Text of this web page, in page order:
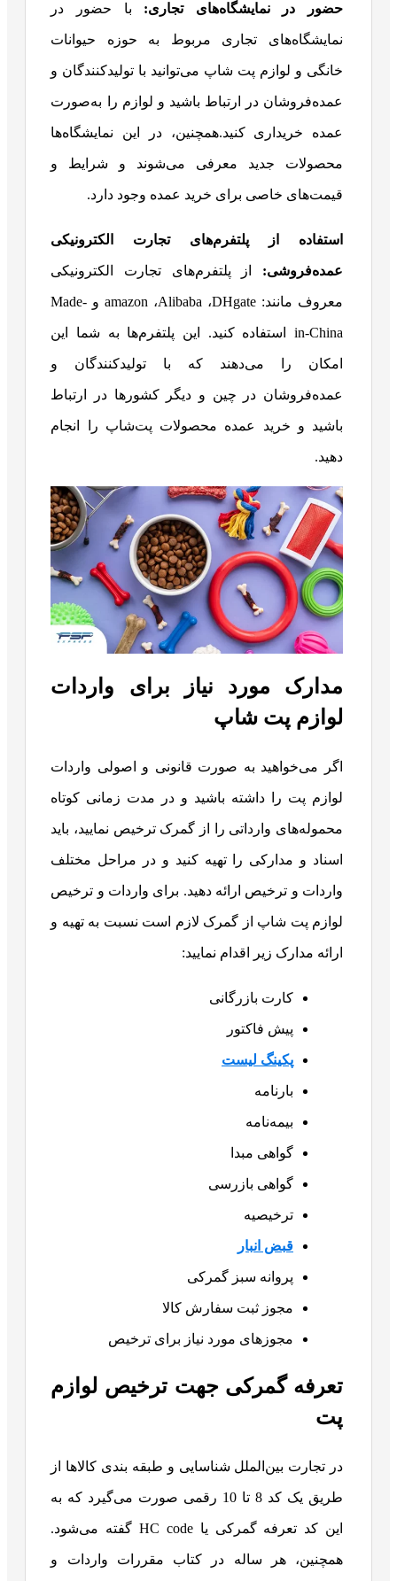
حضور در نمایشگاه‌های تجاری: با حضور در
نمایشگاه‌های تجاری مربوط به حوزه حیوانات
خانگی و لوازم پت شاپ می‌توانید با تولیدکنندگان و
عمده‌فروشان در ارتباط باشید و لوازم را به‌صورت
عمده خریداری کنید.همچنین، در این نمایشگاه‌‌ها
محصولات جدید معرفی می‌شوند و شرایط و
قیمت‌های خاصی برای خرید عمده وجود دارد.
استفاده از پلتفرم‌های تجارت الکترونیکی
عمده‌فروشی: از پلتفرم‌های تجارت الکترونیکی
معروف مانند: amazon ،Alibaba ،DHgate و Made-
in-China استفاده کنید. این پلتفرم‌ها به شما این
امکان را می‌دهند که با تولیدکنندگان و
عمده‌فروشان در چین و دیگر کشورها در ارتباط
باشید و خرید عمده محصولات پت‌شاپ را انجام
دهید.
مدارک مورد نیاز برای واردات
لوازم پت شاپ
اگر می‌خواهید به صورت قانونی و اصولی واردات
لوازم پت را داشته باشید و در مدت زمانی کوتاه
محموله‌های وارداتی را از گمرک ترخیص نمایید، باید
اسناد و مدارکی را تهیه کنید و در مراحل مختلف
واردات و ترخیص ارائه دهید. برای واردات و ترخیص
لوازم پت شاپ از گمرک لازم است نسبت به تهیه و
ارائه مدارک زیر اقدام نمایید:
کارت بازرگانی
پیش فاکتور
پکینگ لیست
بارنامه
بیمه‌نامه
گواهی مبدا
گواهی بازرسی
ترخیصیه
قبض انبار
پروانه سبز گمرکی
مجوز ثبت سفارش کالا
مجوزهای مورد نیاز برای ترخیص
تعرفه گمرکی جهت ترخیص لوازم
پت
در تجارت بین‌الملل شناسایی و طبقه بندی کالاها از
طریق یک کد 8 تا 10 رقمی صورت می‌گیرد که به
این کد تعرفه گمرکی یا HC code گفته می‌شود.
همچنین، هر ساله در کتاب مقررات واردات و